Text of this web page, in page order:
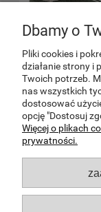
Dbamy o
Pliki cookies i
działanie strony i
Twoich potrzeb.
nas wszystkich
dostosować
opcję "Dostosuj
Więcej o plikach
prywatności.